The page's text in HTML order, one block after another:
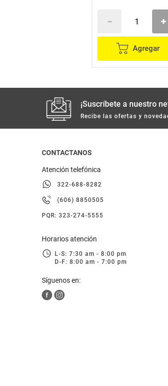
Agregar
¡Suscríbete a nuestro
Recibe las ofertas y
CONTACTANOS
Atención telefónica
322-688-8282
(606) 8850505
PQR: 323-274-5555
Horarios atención
L-S: 7:30 am - 8:00 pm
D-F: 8:00 am - 7:00 pm
Síguenos en: